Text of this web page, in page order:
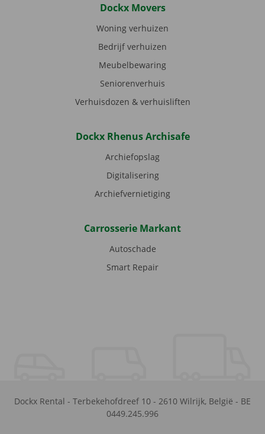
Dockx Movers
Woning verhuizen
Bedrijf verhuizen
Meubelbewaring
Seniorenverhuis
Verhuisdozen & verhuisliften
Dockx Rhenus Archisafe
Archiefopslag
Digitalisering
Archiefvernietiging
Carrosserie Markant
Autoschade
Smart Repair
Dockx Rental - Terbekehofdreef 10 - 2610 Wilrijk, België - BE
0449.245.996